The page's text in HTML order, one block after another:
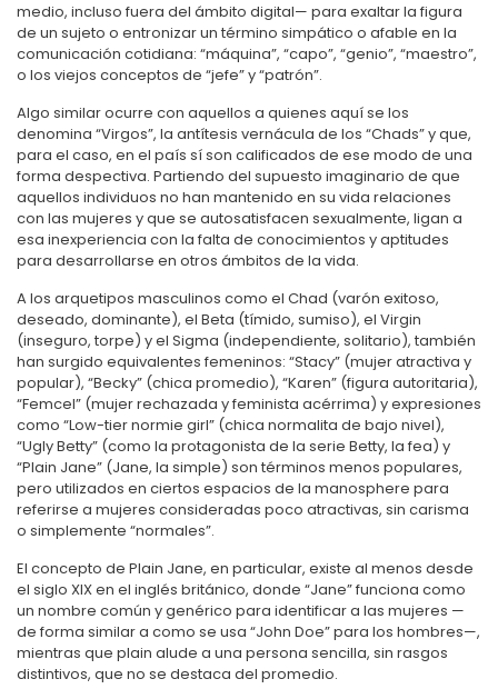
medio, incluso fuera del ámbito digital— para exaltar la figura
de un sujeto o entronizar un término simpático o afable en la
comunicación cotidiana: “máquina”, “capo”, “genio”, “maestro”,
o los viejos conceptos de “jefe” y “patrón”.
Algo similar ocurre con aquellos a quienes aquí se los
denomina “Virgos”, la antítesis vernácula de los “Chads” y que,
para el caso, en el país sí son calificados de ese modo de una
forma despectiva. Partiendo del supuesto imaginario de que
aquellos individuos no han mantenido en su vida relaciones
con las mujeres y que se autosatisfacen sexualmente, ligan a
esa inexperiencia con la falta de conocimientos y aptitudes
para desarrollarse en otros ámbitos de la vida.
A los arquetipos masculinos como el Chad (varón exitoso,
deseado, dominante), el Beta (tímido, sumiso), el Virgin
(inseguro, torpe) y el Sigma (independiente, solitario), también
han surgido equivalentes femeninos: “Stacy” (mujer atractiva y
popular), “Becky” (chica promedio), “Karen” (figura autoritaria),
“Femcel” (mujer rechazada y feminista acérrima) y expresiones
como “Low-tier normie girl” (chica normalita de bajo nivel),
“Ugly Betty” (como la protagonista de la serie Betty, la fea) y
“Plain Jane” (Jane, la simple) son términos menos populares,
pero utilizados en ciertos espacios de la manosphere para
referirse a mujeres consideradas poco atractivas, sin carisma
o simplemente “normales”.
El concepto de Plain Jane, en particular, existe al menos desde
el siglo XIX en el inglés británico, donde “Jane” funciona como
un nombre común y genérico para identificar a las mujeres —
de forma similar a como se usa “John Doe” para los hombres—,
mientras que plain alude a una persona sencilla, sin rasgos
distintivos, que no se destaca del promedio.